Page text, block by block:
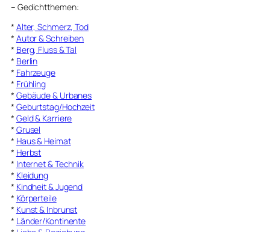
– Gedichtthemen:
* Alter, Schmerz, Tod
* Autor & Schreiben
* Berg, Fluss & Tal
* Berlin
* Fahrzeuge
* Frühling
* Gebäude & Urbanes
* Geburtstag/Hochzeit
* Geld & Karriere
* Grusel
* Haus & Heimat
* Herbst
* Internet & Technik
* Kleidung
* Kindheit & Jugend
* Körperteile
* Kunst & Inbrunst
* Länder/Kontinente